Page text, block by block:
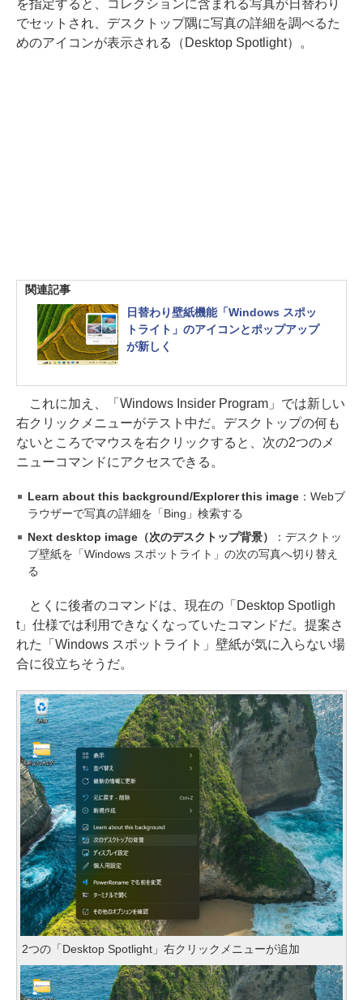
を指定すると、コレクションに含まれる写真が日替わり
でセットされ、デスクトップ隅に写真の詳細を調べるた
めのアイコンが表示される（Desktop Spotlight）。
関連記事
日替わり壁紙機能「Windows スポッ
トライト」のアイコンとポップアップ
が新しく
これに加え、「Windows Insider Program」では新しい
右クリックメニューがテスト中だ。デスクトップの何も
ないところでマウスを右クリックすると、次の2つのメ
ニューコマンドにアクセスできる。
Learn about this background/Explorer this image ：Webブ
ラウザーで写真の詳細を「Bing」検索する
Next desktop image（次のデスクトップ背景）
：デスクトッ
プ壁紙を「Windows スポットライト」の次の写真へ切り替え
る
とくに後者のコマンドは、現在の「Desktop Spotligh
t」仕様では利用できなくなっていたコマンドだ。提案さ
れた「Windows スポットライト」壁紙が気に入らない場
合に役立ちそうだ。
2つの「Desktop Spotlight」右クリックメニューが追加